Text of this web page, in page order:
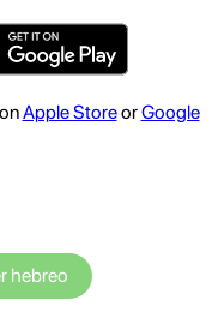
Apple StoreorGoogle
hebreo